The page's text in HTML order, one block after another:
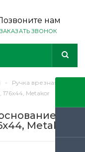
нам
ЗАКАЗАТЬ ЗВОНОК
-
Ручка врезная Gliss с
176х44, Metakor
Metakor